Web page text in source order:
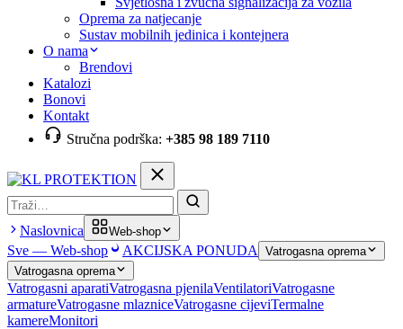
Oprema za natjecanje
Sustav mobilnih jedinica i kontejnera
O nama
Brendovi
Katalozi
Bonovi
Kontakt
Stručna podrška: +385 98 189 7110
Pretraga
Naslovnica Web-shop
Sve — Web-shop AKCIJSKA PONUDA
Vatrogasna oprema
Vatrogasna oprema
Vatrogasni aparatiVatrogasna pjenilaVentilatoriVatrogasne
armatureVatrogasne mlazniceVatrogasne cijeviTermalne
kamereMonitori